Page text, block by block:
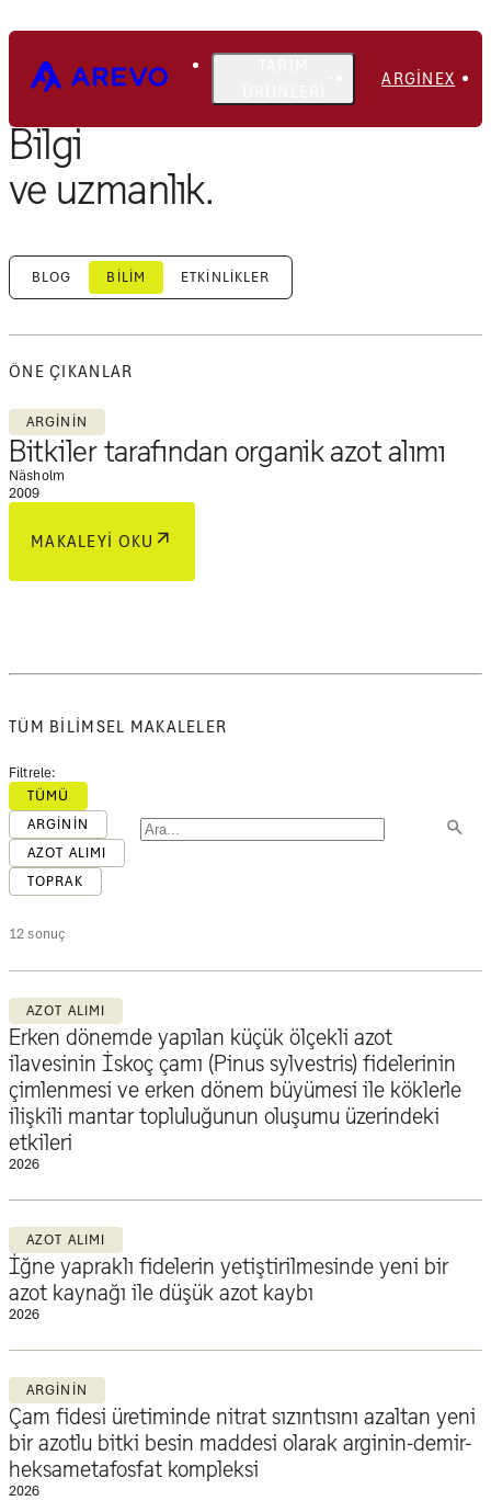
ARGINEX
Bilgi
ve uzmanlık.
BLOG BILIM ETKINLIKLER
ÖNE ÇIKANLAR
ARGININ
Bitkiler tarafından organik azot alımı
Näsholm
2009
MAKALEYI OKU
TÜM BILIMSEL MAKALELER
Filtrele:
TÜMÜ
ARGININ
AZOT ALIMI
TOPRAK
12 sonuç
AZOT ALIMI
Erken dönemde yapılan küçük ölçekli azot
ilavesinin İskoç çamı (Pinus sylvestris) fidelerinin
çimlenmesi ve erken dönem büyümesi ile köklerle
ilişkili mantar topluluğunun oluşumu üzerindeki
etkileri
2026
AZOT ALIMI
İğne yapraklı fidelerin yetiştirilmesinde yeni bir
azot kaynağı ile düşük azot kaybı
2026
ARGININ
Çam fidesi üretiminde nitrat sızıntısını azaltan yeni
bir azotlu bitki besin maddesi olarak arginin-demir-
heksametafosfat kompleksi
2026